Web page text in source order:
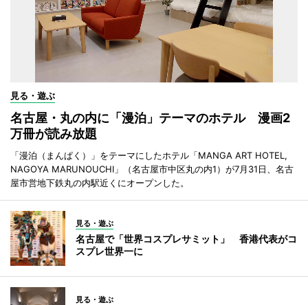
見る・遊ぶ
名古屋・丸の内に「漫泊」テーマのホテル 漫画2
万冊が読み放題
「漫泊（まんぱく）」をテーマにしたホテル「MANGA ART HOTEL,
NAGOYA MARUNOUCHI」（名古屋市中区丸の内1）が7月31日、名古
屋市営地下鉄丸の内駅近くにオープンした。
見る・遊ぶ
名古屋で「世界コスプレサミット」 香港代表がコ
スプレ世界一に
見る・遊ぶ